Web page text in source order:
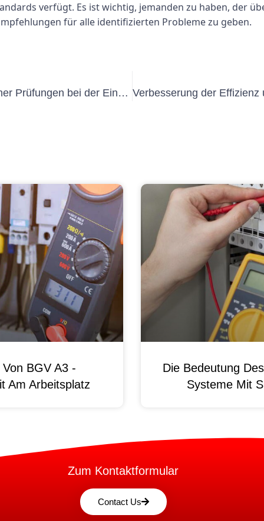
verfügt. Es ist wichtig, jemanden zu haben, der
für alle identifizierten Probleme zu geben.
Die Rolle wiederkehrender elektrischer Prüfungen bei der Einhaltung von Sicherheitsstandards: Ein Blick auf VDE 0105 Teil 100
BGV A3 -
Am Arbeitsplatz
Die Bedeutung
Systeme Mit
Zum Kontaktformular
Contact Us